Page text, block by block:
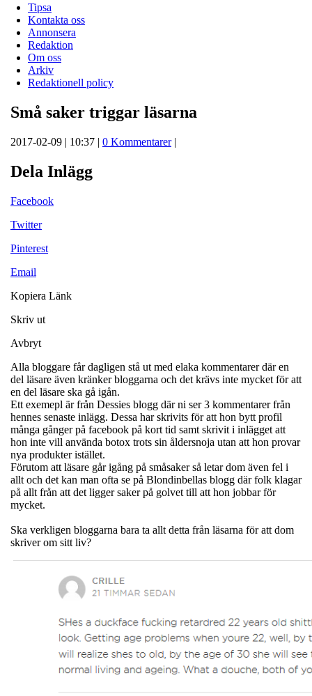
Tipsa
Kontakta oss
Annonsera
Redaktion
Om oss
Arkiv
Redaktionell policy
Små saker triggar läsarna
2017-02-09 | 10:37 | 0 Kommentarer|
Dela Inlägg
Facebook
Twitter
Pinterest
Email
Kopiera Länk
Skriv ut
Avbryt
Alla bloggare får dagligen stå ut med elaka kommentarer där en
del läsare även kränker bloggarna och det krävs inte mycket för att
en del läsare ska gå igån.
Ett exemepl är från Dessies blogg där ni ser 3 kommentarer från
hennes senaste inlägg. Dessa har skrivits för att hon bytt profil
många gånger på facebook på kort tid samt skrivit i inlägget att
hon inte vill använda botox trots sin åldersnoja utan att hon provar
nya produkter istället.
Förutom att läsare går igång på småsaker så letar dom även fel i
allt och det kan man ofta se på Blondinbellas blogg där folk klagar
på allt från att det ligger saker på golvet till att hon jobbar för
mycket.
Ska verkligen bloggarna bara ta allt detta från läsarna för att dom
skriver om sitt liv?